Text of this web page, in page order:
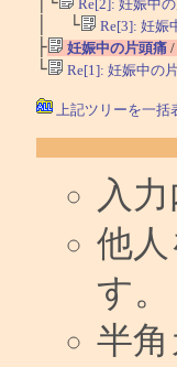
Re[2]: 妊娠中
│ └ Re[3]: 妊娠
├ 妊娠中の片頭痛/
└ Re[1]: 妊娠中の
上記ツリーを一括
入
他
す。
半